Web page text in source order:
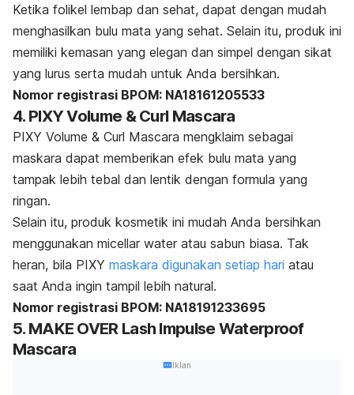
Ketika folikel lembap dan sehat, dapat dengan mudah
menghasilkan bulu mata yang sehat. Selain itu, produk ini
memiliki kemasan yang elegan dan simpel dengan sikat
yang lurus serta mudah untuk Anda bersihkan.
Nomor registrasi BPOM: NA18161205533
4. PIXY Volume & Curl Mascara
PIXY Volume & Curl Mascara mengklaim sebagai
maskara dapat memberikan efek bulu mata yang
tampak lebih tebal dan lentik dengan formula yang
ringan.
Selain itu, produk kosmetik ini mudah Anda bersihkan
menggunakan micellar water atau sabun biasa. Tak
heran, bila PIXY maskara digunakan setiap hari atau
saat Anda ingin tampil lebih natural.
Nomor registrasi BPOM: NA18191233695
5. MAKE OVER Lash Impulse Waterproof
Mascara
Iklan